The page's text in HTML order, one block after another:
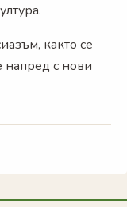
както се
с нови